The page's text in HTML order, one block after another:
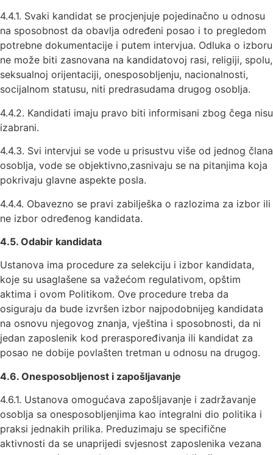
4.4.1. Svaki kandidat se procjenjuje pojedinačno u odnosu
na sposobnost da obavlja određeni posao i to pregledom
potrebne dokumentacije i putem intervjua. Odluka o izboru
ne može biti zasnovana na kandidatovoj rasi, religiji, spolu,
seksualnoj orijentaciji, onesposobljenju, nacionalnosti,
socijalnom statusu, niti predrasudama drugog osoblja.
4.4.2. Kandidati imaju pravo biti informisani zbog čega nisu
izabrani.
4.4.3. Svi intervjui se vode u prisustvu više od jednog člana
osoblja, vode se objektivno,zasnivaju se na pitanjima koja
pokrivaju glavne aspekte posla.
4.4.4. Obavezno se pravi zabilješka o razlozima za izbor ili
ne izbor određenog kandidata.
4.5. Odabir kandidata
Ustanova ima procedure za selekciju i izbor kandidata,
koje su usaglašene sa važećom regulativom, opštim
aktima i ovom Politikom. Ove procedure treba da
osiguraju da bude izvršen izbor najpodobnijeg kandidata
na osnovu njegovog znanja, vještina i sposobnosti, da ni
jedan zaposlenik kod preraspoređivanja ili kandidat za
posao ne dobije povlašten tretman u odnosu na drugog.
4.6. Onesposobljenost i zapošljavanje
4.6.1. Ustanova omogućava zapošljavanje i zadržavanje
osoblja sa onesposobljenjima kao integralni dio politika i
praksi jednakih prilika. Preduzimaju se specifične
aktivnosti da se unaprijedi svjesnost zaposlenika vezana